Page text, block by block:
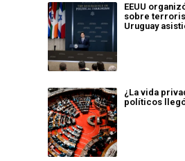
EEUU
sobre
Uruguay
¿La vida
políticos llegó